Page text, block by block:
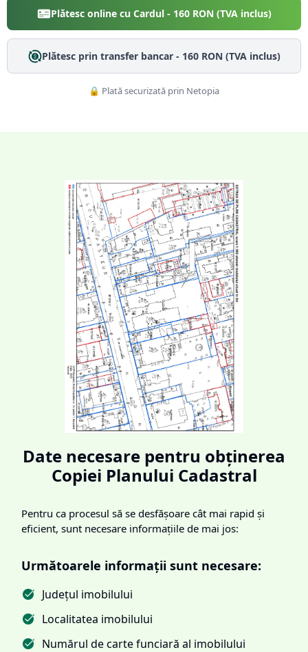
Plătesc online cu Cardul - 160RON (TVA inclus)
Plătesc prin transfer bancar - 160RON (TVA inclus)
🔒 Plată securizată prin Netopia
Date necesare pentru obținerea
Copiei Planului Cadastral
Pentru ca procesul să se desfășoare cât mai rapid și
eficient, sunt necesare informațiile de mai jos:
Următoarele informații sunt necesare:
Județul imobilului
Localitatea imobilului
Numărul de carte funciară al imobilului